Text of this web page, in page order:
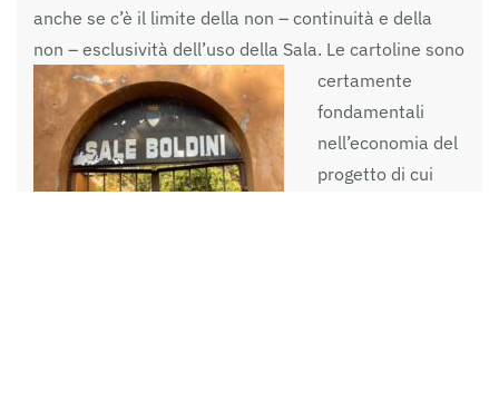
anche se c’è il limite della non – continuità e della
non – esclusività dell’uso della Sala. Le cartoline sono
certamente
fondamentali
nell’economia del
progetto di cui